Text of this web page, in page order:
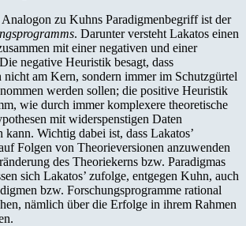
zu Kuhns Paradigmenbegriff ist der
. Darunter versteht Lakatos einen
mit einer negativen und einer
negative Heuristik besagt, dass
nicht am Kern, sondern immer im Schutzgürtel
werden sollen; die positive Heuristik
wie durch immer komplexere theoretische
mit widerspenstigen Daten
kann. Wichtig dabei ist, dass Lakatos’
Folgen von Theorieversionen anzuwenden
des Theoriekerns bzw. Paradigmas
sich Lakatos’ zufolge, entgegen Kuhn, auch
bzw. Forschungsprogramme rational
nämlich über die Erfolge in ihrem Rahmen